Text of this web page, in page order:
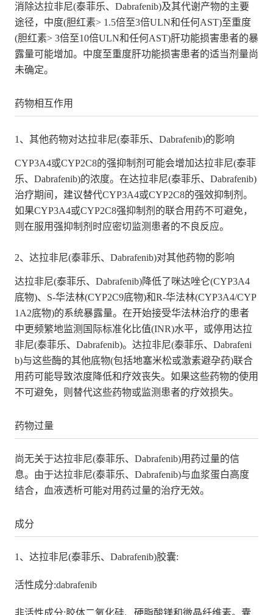
消除达拉非尼(泰菲乐、Dabrafenib)及其代谢产物的主要
途径，中度(胆红素> 1.5倍至3倍ULN和任何AST)至重度
(胆红素> 3倍至10倍ULN和任何AST)肝功能损害患者的暴
露量可能增加。中度至重度肝功能损害患者的适当剂量尚
未确定。
药物相互作用
1、其他药物对达拉非尼(泰菲乐、Dabrafenib)的影响
CYP3A4或CYP2C8的强抑制剂可能会增加达拉非尼(泰菲
乐、Dabrafenib)的浓度。在达拉非尼(泰菲乐、Dabrafenib)
治疗期间，建议替代CYP3A4或CYP2C8的强效抑制剂。
如果CYP3A4或CYP2C8强抑制剂的联合用药不可避免，
则在服用强抑制剂时应密切监测患者的不良反应。
2、达拉非尼(泰菲乐、Dabrafenib)对其他药物的影响
达拉非尼(泰菲乐、Dabrafenib)降低了咪达唑仑(CYP3A4
底物)、S-华法林(CYP2C9底物)和R-华法林(CYP3A4/CYP
1A2底物)的系统暴露量。在开始接受华法林治疗的患者
中更频繁地监测国际标准化比值(INR)水平，或停用达拉
非尼(泰菲乐、Dabrafenib)。达拉非尼(泰菲乐、Dabrafeni
b)与这些酶的其他底物(包括地塞米松或激素避孕药)联合
用药可能导致浓度降低和疗效丧失。如果这些药物的使用
不可避免，则替代这些药物或监测患者的疗效损失。
药物过量
尚无关于达拉非尼(泰菲乐、Dabrafenib)用药过量的信
息。由于达拉非尼(泰菲乐、Dabrafenib)与血浆蛋白高度
结合，血液透析可能对用药过量的治疗无效。
成分
1、达拉非尼(泰菲乐、Dabrafenib)胶囊:
活性成分:dabrafenib
非活性成分:胶体二氧化硅、硬脂酸镁和微晶纤维素。囊